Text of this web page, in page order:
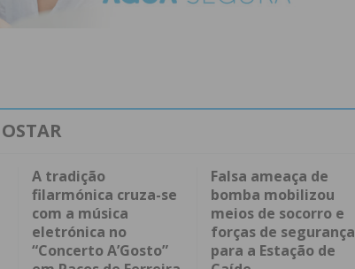
A tradição
filarmónica cruza-se
com a música
eletrónica no
“Concerto A’Gosto”
Falsa ameaça de
bomba mobilizou
meios de socorro e
forças de segurança
para a Estação de